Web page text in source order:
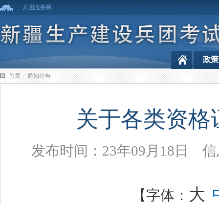
兵团政务网
政
首页 / 通知公告
关于各类资
发布时间：23年09月18日
【字体： 大